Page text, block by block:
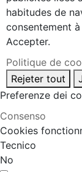
habitudes de
consentement
Accepter.
Politique de
Rejeter tout
Preferenze dei
Consenso
Cookies
Tecnico
No